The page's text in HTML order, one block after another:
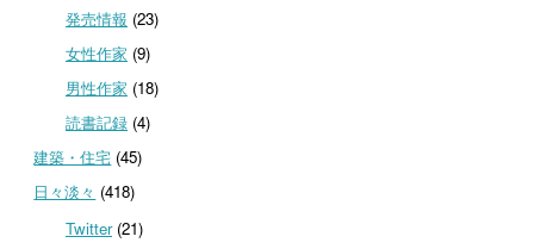
発売情報 (23)
女性作家 (9)
男性作家 (18)
読書記録(4)
建築・住宅 (45)
日々淡々 (418)
Twitter(21)